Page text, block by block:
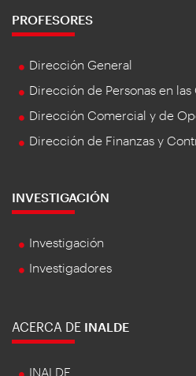
PROFESORES
Dirección General
Dirección de Personas en
Dirección Comercial y de
Dirección de Finanzas y
INVESTIGACIÓN
Investigación
Investigadores
ACERCA DE INALDE
INALDE